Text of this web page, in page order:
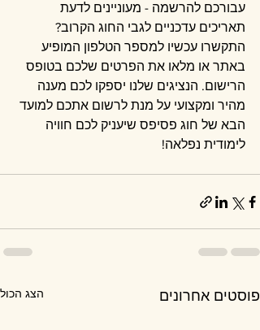
עבורכם להרשמה - מעוניינים לדעת
תאריכים עדכניים לגבי החוג הקרוב?
התקשרו עכשיו למספר הטלפון המופיע
באתר או מלאו את הפרטים שלכם בטופס
הרישום. הנציגים שלנו יספקו לכם מענה
מהיר ומקצועי על מנת לרשום אתכם למועד
הבא של חוג פסיפס שיעניק לכם חוויה
לימודית נפלאה!
פוסטים אחרונים הצג הכול